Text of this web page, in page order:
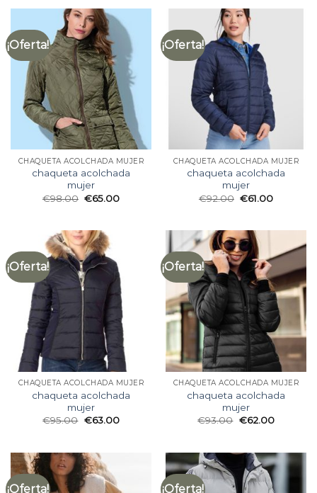
¡Oferta!
CHAQUETA ACOLCHADA MUJER
chaqueta acolchada
mujer
€98.00 €65.00
¡Oferta!
CHAQUETA ACOLCHADA MUJER
chaqueta acolchada
mujer
€92.00 €61.00
¡Oferta!
CHAQUETA ACOLCHADA MUJER
chaqueta acolchada
mujer
€95.00 €63.00
¡Oferta!
CHAQUETA ACOLCHADA MUJER
chaqueta acolchada
mujer
€93.00 €62.00
¡Oferta! ¡Oferta!